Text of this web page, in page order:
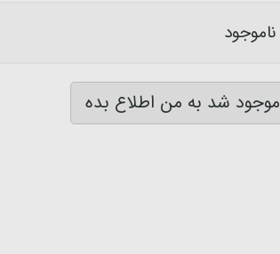
ناموجود
موجود شد به من اطلاع بده